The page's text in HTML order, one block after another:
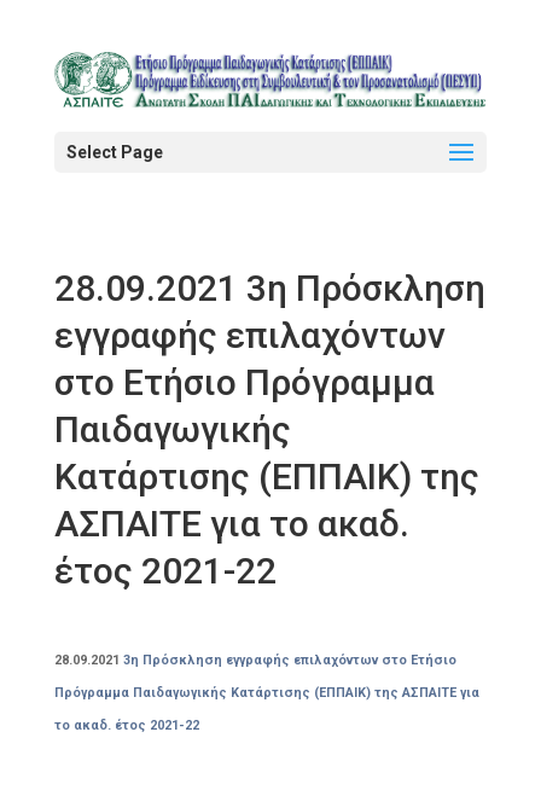
Select Page
28.09.2021 3η Πρόσκληση
εγγραφής επιλαχόντων
στο Ετήσιο Πρόγραμμα
Παιδαγωγικής
Κατάρτισης (ΕΠΠΑΙΚ) της
ΑΣΠΑΙΤΕ για το ακαδ.
έτος 2021-22
28.09.2021 3η Πρόσκληση εγγραφής επιλαχόντων στο Ετήσιο
Πρόγραμμα Παιδαγωγικής Κατάρτισης (ΕΠΠΑΙΚ) της ΑΣΠΑΙΤΕ για
το ακαδ. έτος 2021-22